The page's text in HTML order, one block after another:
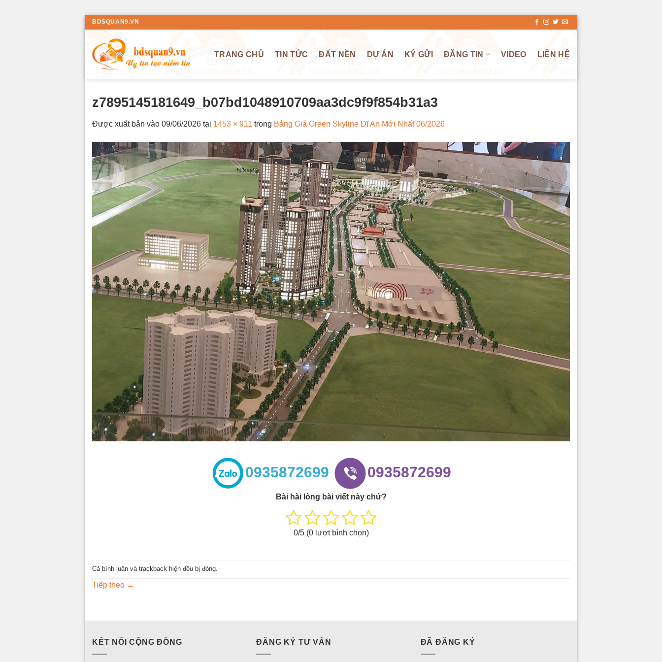
Bỏ
dung
BDSQUAN9.VN
TRANG CHỦ TIN TỨC ĐẤT NỀN DỰ ÁN KÝ GỬI ĐĂNG TIN VIDEO LIÊN HỆ
z7895145181649_b07bd1048910709aa3dc9f9f854b31a3
Được xuất bản vào 09/06/2026 tại 1453 × 911 trong Bảng Giá Green Skyline Dĩ An Mới Nhất 06/2026
0935872699 0935872699
Bài hài lòng bài viết này chứ?
0/5 (0lượt bình chọn)
Cả bình luận và trackback hiện đều bị đóng.
Tiếp theo →
KẾT NỐI CỘNG ĐỒNG ĐĂNG KÝ TƯ VẤN ĐÃ ĐĂNG KÝ